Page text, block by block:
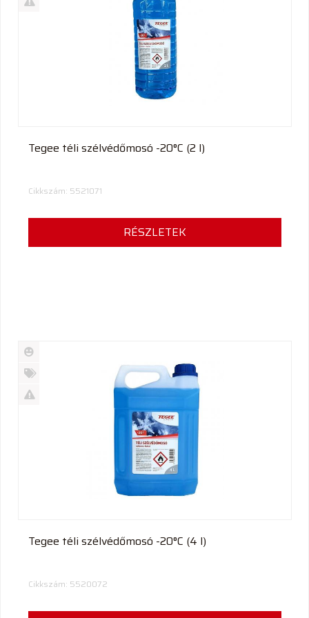
Tegee téli szélvédőmosó -20°C (2 l)
Cikkszám: 5521071
RÉSZLETEK
Új
termék
%
Tegee téli szélvédőmosó -20°C (4 l)
Cikkszám: 5520072